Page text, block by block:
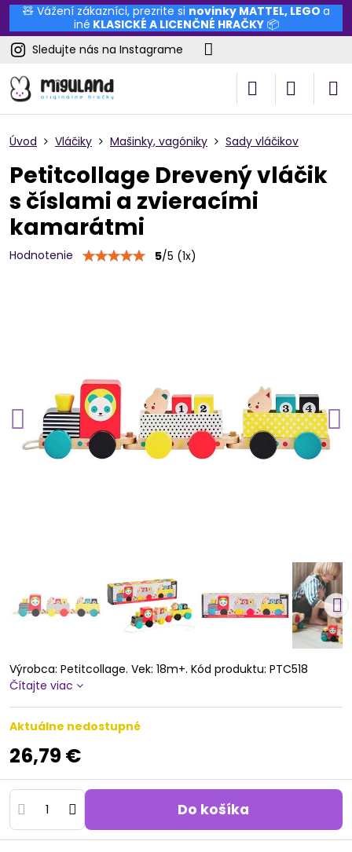
🧸 Vážení zákazníci, prezrite si novinky MATTEL, LEGO a
iné KLASICKÉ A LICENČNÉ HRAČKY📦
Sledujte nás na Instagrame
Úvod Vláčiky Mašinky, vagóniky Sady vláčikov
Petitcollage Drevený vláčik
s číslami a zvieracími
kamarátmi
Hodnotenie 5/5 (1x)
Výrobca: Petitcollage. Vek: 18m+. Kód produktu: PTC518
Čítajte viac
Aktuálne nedostupné
26,79 €
Do košíka